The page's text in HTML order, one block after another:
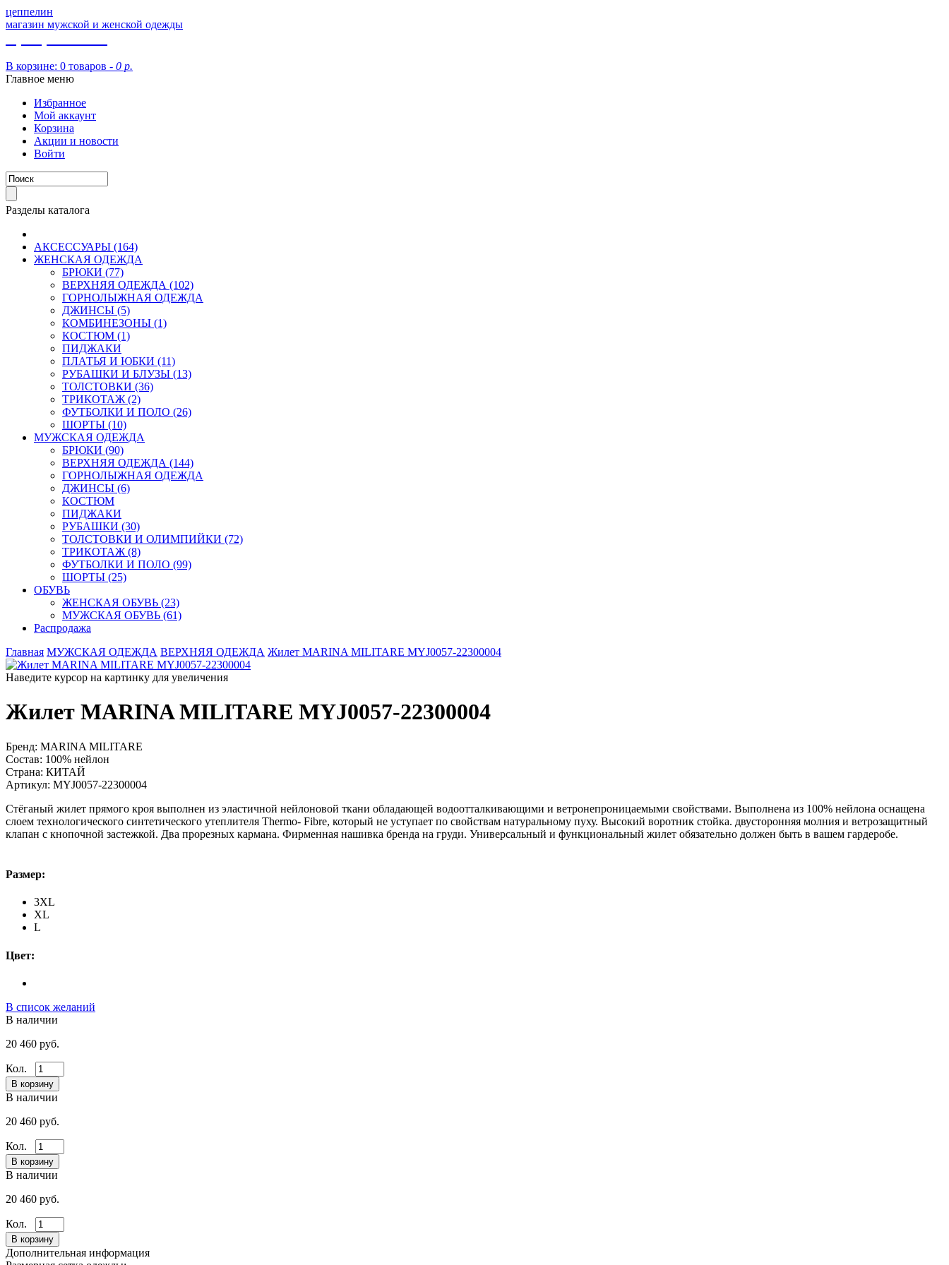
цеппелин
магазин мужской и женской одежды
В корзине: 0 товаров - 0 р.
Главное меню
Избранное
Мой аккаунт
Корзина
Акции и новости
Войти
Разделы каталога
АКСЕССУАРЫ (164)
ЖЕНСКАЯ ОДЕЖДА
БРЮКИ (77)
ВЕРХНЯЯ ОДЕЖДА (102)
ГОРНОЛЫЖНАЯ ОДЕЖДА
ДЖИНСЫ (5)
КОМБИНЕЗОНЫ (1)
КОСТЮМ (1)
ПИДЖАКИ
ПЛАТЬЯ И ЮБКИ (11)
РУБАШКИ И БЛУЗЫ (13)
ТОЛСТОВКИ (36)
ТРИКОТАЖ (2)
ФУТБОЛКИ И ПОЛО (26)
ШОРТЫ (10)
МУЖСКАЯ ОДЕЖДА
БРЮКИ (90)
ВЕРХНЯЯ ОДЕЖДА (144)
ГОРНОЛЫЖНАЯ ОДЕЖДА
ДЖИНСЫ (6)
КОСТЮМ
ПИДЖАКИ
РУБАШКИ (30)
ТОЛСТОВКИ И ОЛИМПИЙКИ (72)
ТРИКОТАЖ (8)
ФУТБОЛКИ И ПОЛО (99)
ШОРТЫ (25)
ОБУВЬ
ЖЕНСКАЯ ОБУВЬ (23)
МУЖСКАЯ ОБУВЬ (61)
Распродажа
Главная МУЖСКАЯ ОДЕЖДА ВЕРХНЯЯ ОДЕЖДА Жилет MARINA MILITARE MYJ0057-22300004
Наведите курсор на картинку для увеличения
Жилет MARINA MILITARE MYJ0057-22300004
Бренд: MARINA MILITARE
Состав: 100% нейлон
Страна: КИТАЙ
Артикул: MYJ0057-22300004
Стёганый жилет прямого кроя выполнен из эластичной нейлоновой ткани обладающей водоотталкивающими и ветронепроницаемыми свойствами. Выполнена из 100% нейлона оснащена
слоем технологического синтетического утеплителя Thermo- Fibre, который не уступает по свойствам натуральному пуху. Высокий воротник стойка. двусторонняя молния и ветрозащитный
клапан с кнопочной застежкой. Два прорезных кармана. Фирменная нашивка бренда на груди. Универсальный и функциональный жилет обязательно должен быть в вашем гардеробе.
Размер:
3XL
XL
L
Цвет:
В список желаний
В наличии
20 460 руб.
Кол.
В наличии
20 460 руб.
Кол.
В наличии
20 460 руб.
Кол.
Дополнительная информация